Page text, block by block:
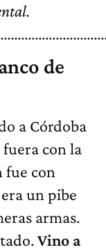
de
a Córdoba
con la
fue con
un pibe
armas.
Vino a